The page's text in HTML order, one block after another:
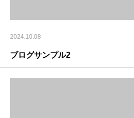
2024.10.08
ブログサンプル2